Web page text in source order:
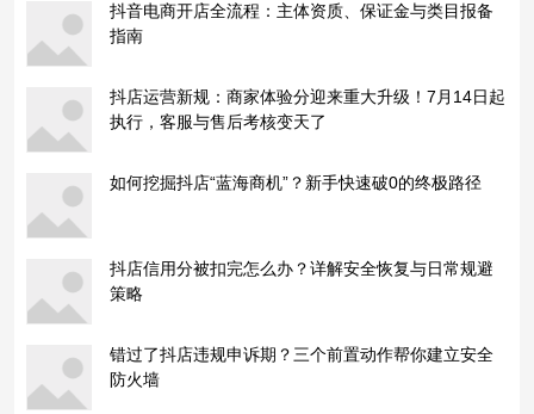
抖音电商开店全流程：主体资质、保证金与类目报备
指南
抖店运营新规：商家体验分迎来重大升级！7月14日起
执行，客服与售后考核变天了
如何挖掘抖店“蓝海商机”？新手快速破0的终极路径
抖店信用分被扣完怎么办？详解安全恢复与日常规避
策略
错过了抖店违规申诉期？三个前置动作帮你建立安全
防火墙